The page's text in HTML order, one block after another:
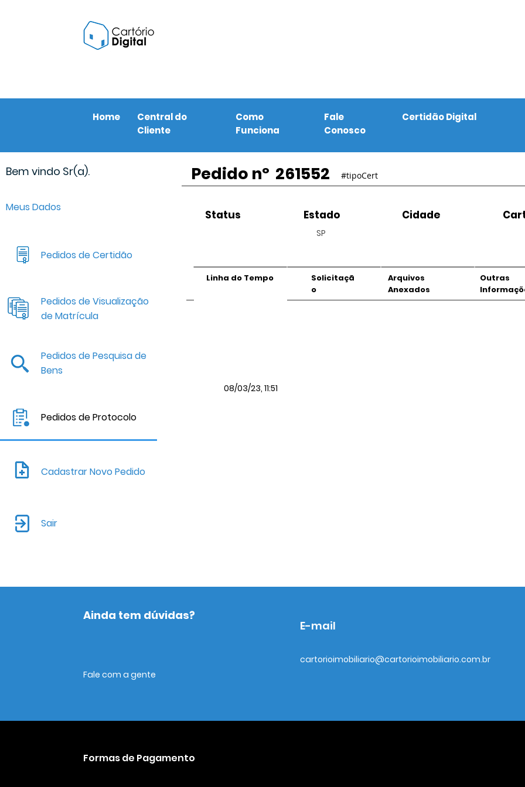
Home
Central do
Cliente
Como
Funciona
Fale
Conosco
Certidão Digital
Bem vindo Sr(a).
Meus Dados
Pedidos de Certidão
Pedidos de Visualização
de Matrícula
Pedidos de Pesquisa de
Bens
Pedidos de Protocolo
Cadastrar Novo Pedido
Sair
Pedido nº 261552 #tipoCert
Status Estado
SP
Cidade
Linha do Tempo
Solicitaçã
o
Arquivos
Anexados
Outras
08/03/23, 11:51
Ainda tem dúvidas?
Fale com a gente
E-mail
cartorioimobiliario@cartorioimobiliario.com.br
Formas de Pagamento